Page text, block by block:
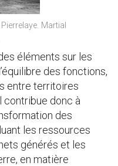
Martial
éléments sur les
des fonctions,
entre territoires
donc à
des
les ressources
générés et les
en matière